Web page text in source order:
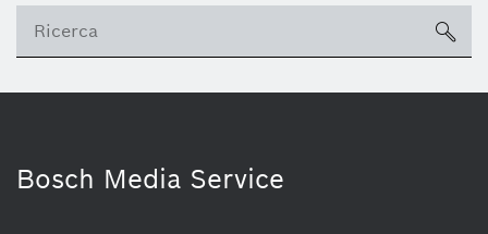
Bosch Media Service